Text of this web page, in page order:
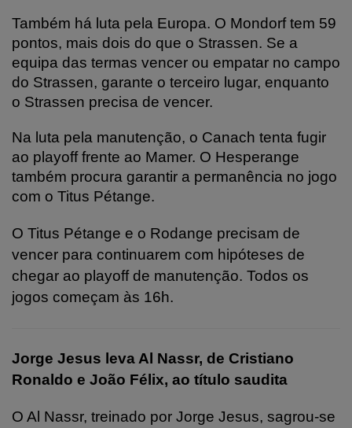
Também há luta pela Europa. O Mondorf tem 59
pontos, mais dois do que o Strassen. Se a
equipa das termas vencer ou empatar no campo
do Strassen, garante o terceiro lugar, enquanto
o Strassen precisa de vencer.
Na luta pela manutenção, o Canach tenta fugir
ao playoff frente ao Mamer. O Hesperange
também procura garantir a permanência no jogo
com o Titus Pétange.
O Titus Pétange e o Rodange precisam de
vencer para continuarem com hipóteses de
chegar ao playoff de manutenção. Todos os
jogos começam às 16h.
Jorge Jesus leva Al Nassr, de Cristiano
Ronaldo e João Félix, ao título saudita
O Al Nassr, treinado por Jorge Jesus, sagrou-se